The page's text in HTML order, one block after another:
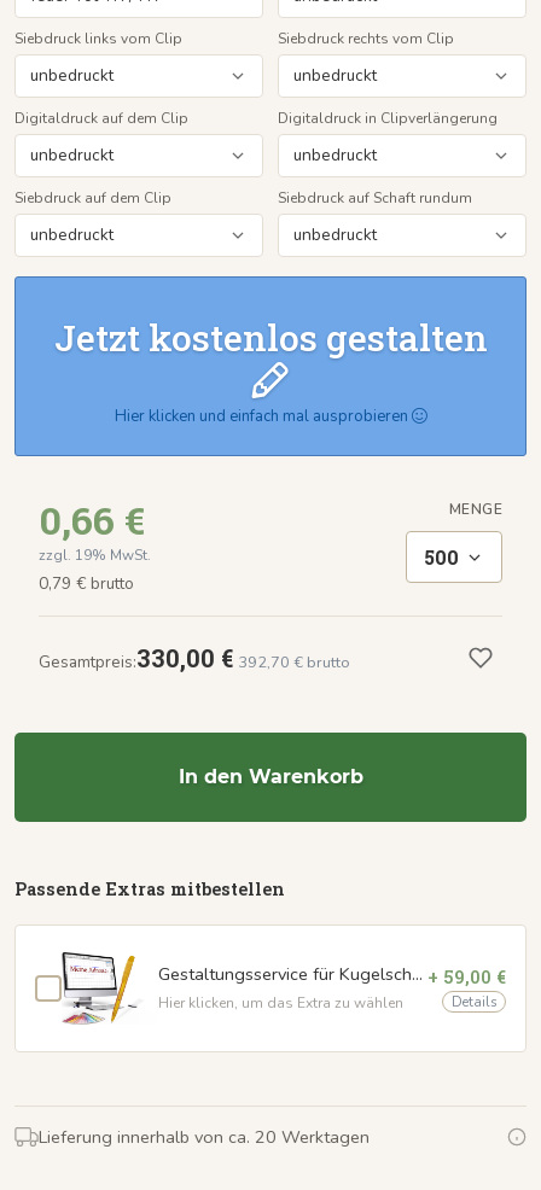
Siebdruck links vom Clip Siebdruck rechts vom Clip
Digitaldruck auf dem Clip Digitaldruck in Clipverlängerung
Siebdruck auf dem Clip Siebdruck auf Schaft rundum
Hier klicken und einfach mal ausprobieren
0,66 €
zzgl. 19% MwSt.
0,79 € brutto
MENGE
500
Gesamtpreis:330,00 € 392,70 € brutto
In den Warenkorb
Passende Extras mitbestellen
Gestaltungsservice für Kugelschreiber mit Schaftbedruckung
Hier klicken, um das Extra zu wählen
+ 59,00 €
Details
Lieferung innerhalb von ca. 20 Werktagen